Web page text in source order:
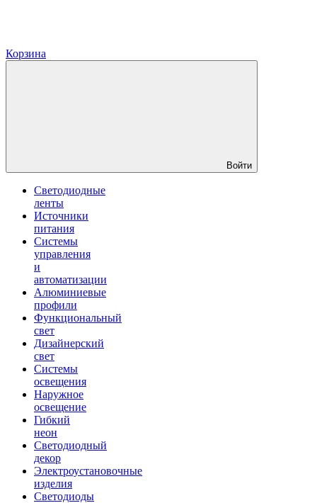
Корзина
Войти
Светодиодные
ленты
Источники
питания
Системы
управления
и
автоматизации
Алюминиевые
профили
Функциональный
свет
Дизайнерский
свет
Системы
освещения
Наружное
освещение
Гибкий
неон
Светодиодный
декор
Электроустановочные
изделия
Светодиоды